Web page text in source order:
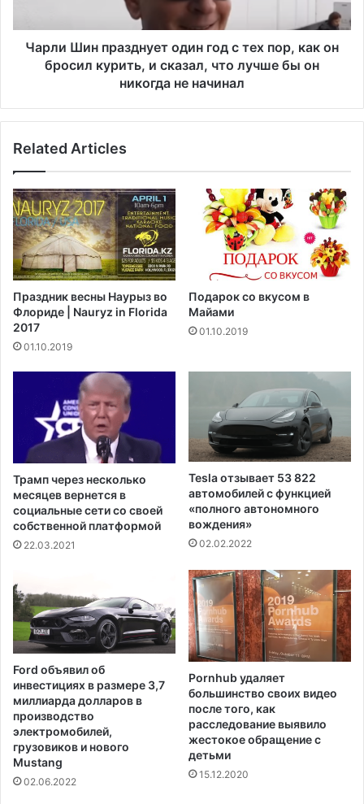
л
в
А
п
о
с
л
е
т
о
г
о
м
з
а
е
т
и
л
п
о
е
з
д
к
и
и
п
е
д
и
н
г
о
д
с
т
е
х
п
к
о
н
б
р
и
л
к
у
и
ь
,
и
с
к
Чарли Шин празднует один год с тех пор, как он
бросил курить, и сказал, что лучше бы он
никогда не начинал
Related Articles
Праздник весны Наурыз во
Флориде | Nauryz in Florida
2017
01.10.2019
Подарок со вкусом в
Майами
01.10.2019
Трамп через несколько
месяцев вернется в
социальные сети со своей
собственной платформой
22.03.2021
Tesla отзывает 53 822
автомобилей с функцией
«полного автономного
вождения»
02.02.2022
Ford объявил об
инвестициях в размере 3,7
миллиарда долларов в
производство
электромобилей,
грузовиков и нового
Mustang
02.06.2022
Pornhub удаляет
большинство своих видео
после того, как
расследование выявило
жестокое обращение с
детьми
15.12.2020